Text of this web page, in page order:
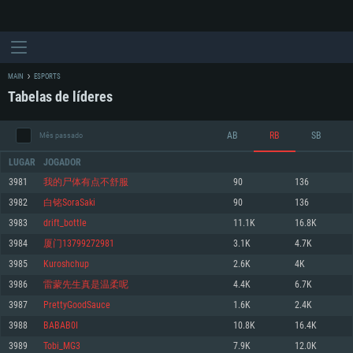
REQUERIMENTOS DE SISTEMA
Mínimo
Sistema Operativo: Windows 10 (64 bit)
Processador: Dual-Core 2.2 GHz
Mínimo
Sistema Operativo: Mac OS Big Sur 11.0 ou versão mais recente
Processador: Core i5 2.2GHz mínimo (Intel Xeon não suportado)
Mínimo
Sistema Operativo: Distribuições mais modernas do Linux de 64bit
Processador: Dual-Core 2.4 GHz
MAIN ESPORTS
Tabelas de líderes
Mês passado AB RB SB
LUGAR JOGADOR
3981 我的尸体有点不舒服 90 136
3982 白铭SoraSaki 90 136
3983 drift_bottle 11.1K 16.8K
3984 厦门13799272981 3.1K 4.7K
3985 Kuroshchup 2.6K 4K
3986 雷蒙先生真是温柔呢 4.4K 6.7K
3987 PrettyGoodSauce 1.6K 2.4K
3988 BABAB0I 10.8K 16.4K
3989 Tobi_MG3 7.9K 12.0K